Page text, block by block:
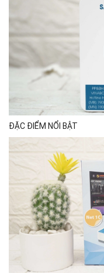
ĐẶC ĐIỂM NỔI BẬT